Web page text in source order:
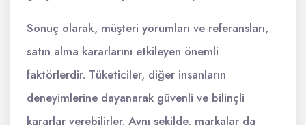
Sonuç olarak, müşteri yorumları ve referansları,
satın alma kararlarını etkileyen önemli
faktörlerdir. Tüketiciler, diğer insanların
deneyimlerine dayanarak güvenli ve bilinçli
kararlar verebilirler. Aynı şekilde, markalar da